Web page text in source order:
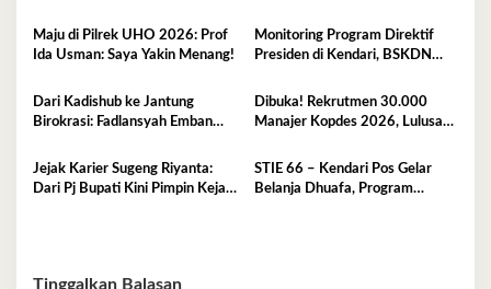
Lingkungan Pesisir bagi Anak-
anak di Kelurahan Lapulu
Maju di Pilrek UHO 2026: Prof
Ida Usman: Saya Yakin Menang!
Monitoring Program Direktif
Presiden di Kendari, BSKDN
Sinkronisasi Pusat dan Daerah
Dari Kadishub ke Jantung
Birokrasi: Fadlansyah Emban
Dibuka! Rekrutmen 30.000
Manajer Kopdes 2026, Lulusan
Jejak Karier Sugeng Riyanta:
Dari Pj Bupati Kini Pimpin Kejati
STIE 66 – Kendari Pos Gelar
Belanja Dhuafa, Program
Tinggalkan Balasan